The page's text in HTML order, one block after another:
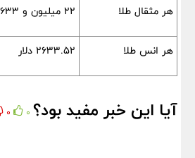
هر مثقال طلا ۲۲ میلیون و ۶۳۳ هزار تومان
هر انس طلا ۲۶۳۳.۵۲ دلار
آیا این خبر مفید بود؟ 0
0